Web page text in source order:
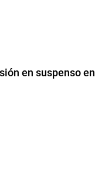
en suspenso